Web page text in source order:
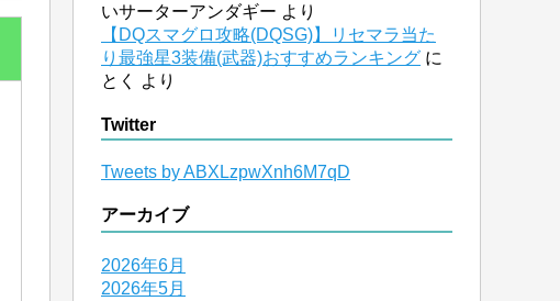
いサーターアンダギー より
【DQスマグロ攻略(DQSG)】リセマラ当た
り最強星3装備(武器)おすすめランキング に
とく
より
Twitter
Tweets by ABXLzpwXnh6M7qD
アーカイブ
2026年6月
2026年5月